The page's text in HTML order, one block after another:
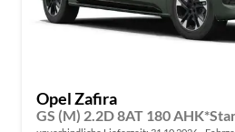
Opel Zafira